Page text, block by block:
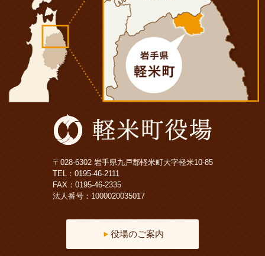
〒028-6302 岩手県九戸郡軽米町大字軽米10-85
TEL： 0195-46-2111
FAX：0195-46-2335
法人番号：1000020035017
役場のご案内